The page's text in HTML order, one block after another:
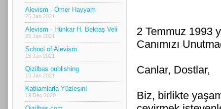
Alevism - Ömer Hayyam
25 Jan 2021
Alevism - Hünkar H. Bektaş Veli
25 Jan 2021
School of Alevism
15 Jan 2021
Qizilbas publishing
15 Jan 2021
Katliamlarla Yüzleşin!
19 Dec 2020
2 Temmuz 1993
Canımızı
Canlar, Dostlar,
Biz, birlikte